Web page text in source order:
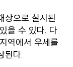
상으로 실시된
을 수 있다. 다
역에서 우세를
된다.